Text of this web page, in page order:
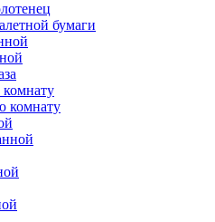
бумаги
комнату